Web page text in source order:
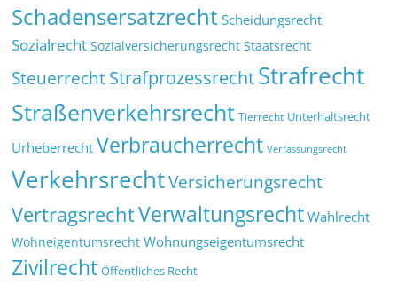
Schadensersatzrecht Scheidungsrecht
Sozialrecht Sozialversicherungsrecht Staatsrecht
SteuerrechtStrafprozessrechtStrafrecht
Straßenverkehrsrecht Tierrecht Unterhaltsrecht
Urheberrecht Verbraucherrecht Verfassungsrecht
VerkehrsrechtVersicherungsrecht
VertragsrechtVerwaltungsrecht Wahlrecht
Wohneigentumsrecht Wohnungseigentumsrecht
Zivilrecht Öffentliches Recht